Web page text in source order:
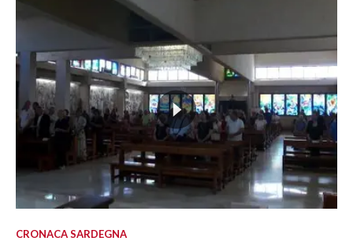
CRONACA SARDEGNA